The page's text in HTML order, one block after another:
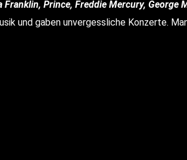
Prince, Freddie Mercury, George
und gaben unvergessliche Konzerte.